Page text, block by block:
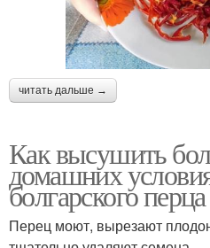
читать дальше →
Как высушить
домашних
болгарского перца
Перец моют, вырезают